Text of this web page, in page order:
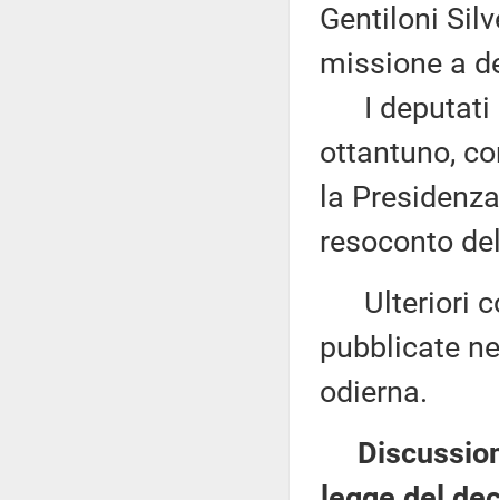
Gentiloni
missione a
I deputati
ottantuno,
la
resoconto
Ulteriori
pubblicate
odierna.